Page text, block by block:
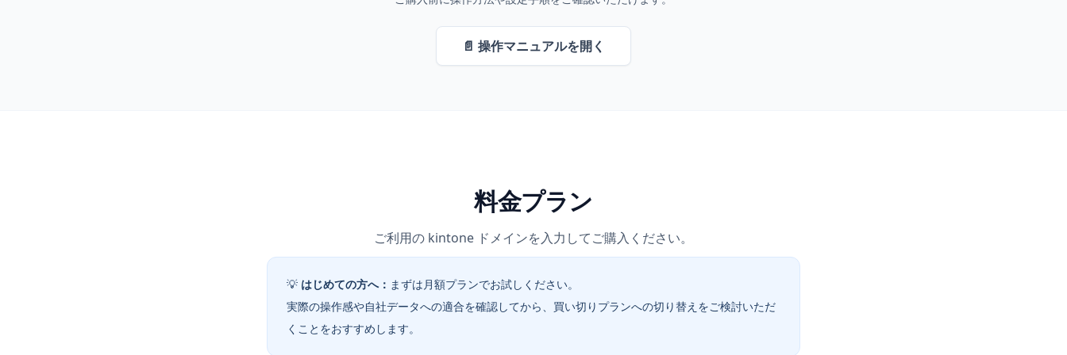
📄 操作マニュアルを開く
料金プラン
ご利用の kintone ドメインを入力してご購入ください。
💡 はじめての方へ： まずは月額プランでお試しください。
実際の操作感や自社データへの適合を確認してから、買い切りプランへの切り替えをご検討いただ
くことをおすすめします。